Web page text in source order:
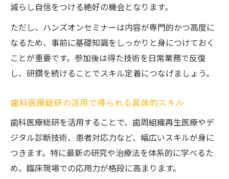
減らし自信をつける絶好の機会となります。
ただし、ハンズオンセミナーは内容が専門的かつ高度に
なるため、事前に基礎知識をしっかりと身につけておく
ことが重要です。参加後は得た技術を日常業務で反復
し、研鑽を続けることでスキル定着につなげましょう。
歯科医療総研の活用で得られる具体的スキル
歯科医療総研を活用することで、歯周組織再生医療やデ
ジタル診断技術、患者対応力など、幅広いスキルが身に
つきます。特に最新の研究や治療法を体系的に学べるた
め、臨床現場での応用力が格段に高まります。